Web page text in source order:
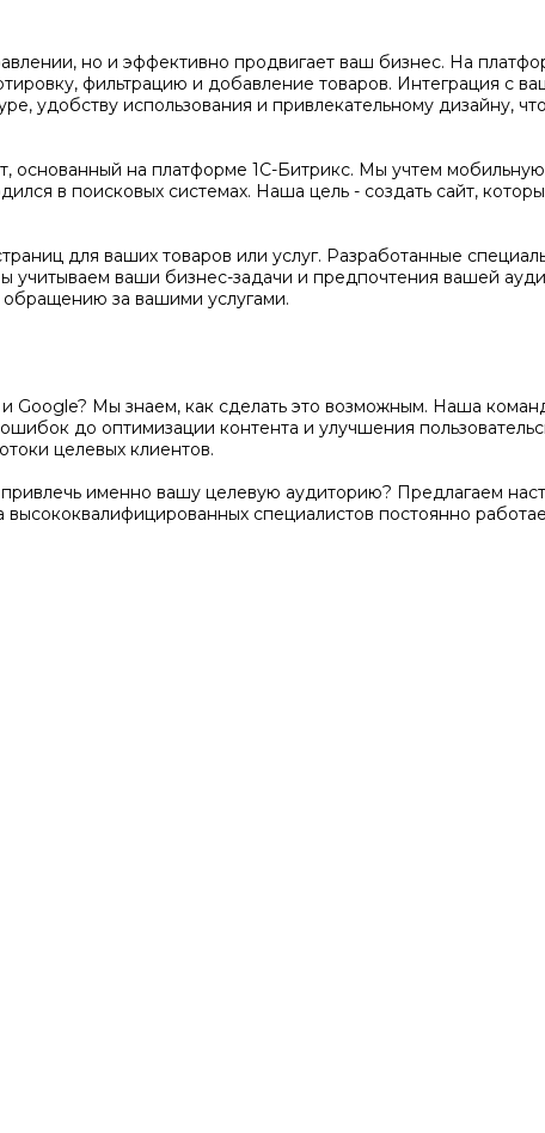
но и эффективно продвигает ваш бизнес. На
фильтрацию и добавление товаров. Интеграция с
удобству использования и привлекательному дизайну,
на платформе 1С-Битрикс. Мы учтем
в поисковых системах. Наша цель - создать сайт,
для ваших товаров или услуг. Разработанные
учитываем ваши бизнес-задачи и предпочтения вашей
за вашими услугами.
Google? Мы знаем, как сделать это возможным. Наша
до оптимизации контента и улучшения
целевых клиентов.
именно вашу целевую аудиторию? Предлагаем
специалистов постоянно